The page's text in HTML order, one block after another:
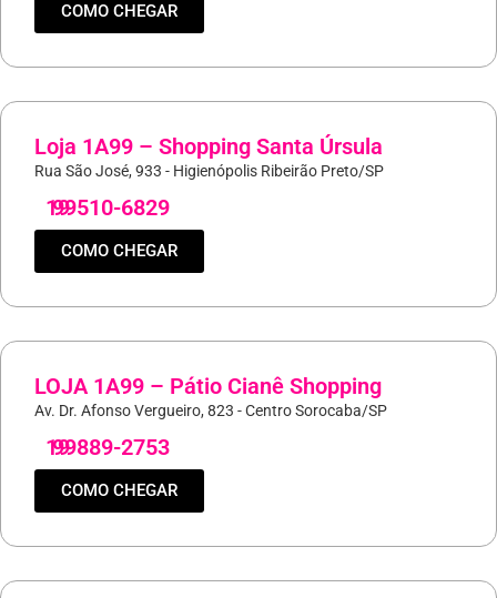
COMO CHEGAR
Loja 1A99 – Shopping Santa Úrsula
Rua São José, 933 - Higienópolis Ribeirão Preto/SP
19
99510-6829
COMO CHEGAR
LOJA 1A99 – Pátio Cianê Shopping
Av. Dr. Afonso Vergueiro, 823 - Centro Sorocaba/SP
19
99889-2753
COMO CHEGAR